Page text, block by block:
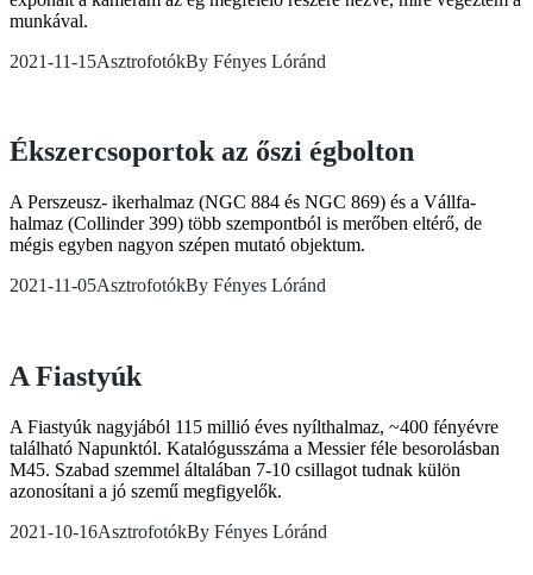
munkával.
2021-11-15AsztrofotókBy Fényes Lóránd
Ékszercsoportok az őszi égbolton
A Perszeusz- ikerhalmaz (NGC 884 és NGC 869) és a Vállfa-
halmaz (Collinder 399) több szempontból is merőben eltérő, de
mégis egyben nagyon szépen mutató objektum.
2021-11-05AsztrofotókBy Fényes Lóránd
A Fiastyúk
A Fiastyúk nagyjából 115 millió éves nyílthalmaz, ~400 fényévre
található Napunktól. Katalógusszáma a Messier féle besorolásban
M45. Szabad szemmel általában 7-10 csillagot tudnak külön
azonosítani a jó szemű megfigyelők.
2021-10-16AsztrofotókBy Fényes Lóránd